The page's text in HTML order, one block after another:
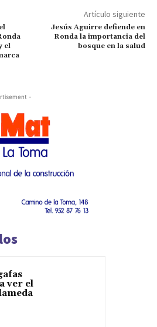
el
Artículo siguiente
Jesús Aguirre defiende en
Ronda la importancia del
bosque en la salud
-
ver el